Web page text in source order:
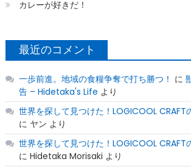
カレーが好きだ！
最近のコメント
一歩前進。地域の食糧争奪で打ち勝つ！ に
告 – Hidetaka's Life より
世界を探して見つけた！LOGICOOL CRAFT
に ヤン より
世界を探して見つけた！LOGICOOL CRAFT
に Hidetaka Morisaki より